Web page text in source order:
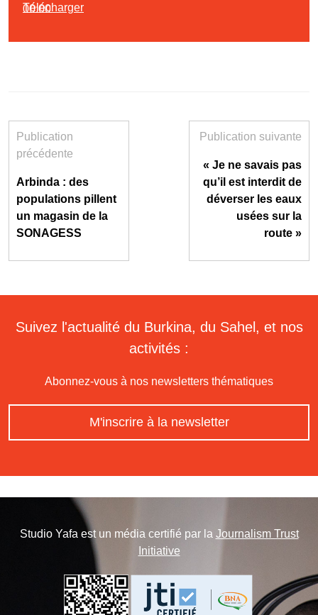
00:00
Télécharger
Publication
précédente
Arbinda : des
populations pillent
un magasin de la
SONAGESS
Publication suivante
« Je ne savais pas
qu’il est interdit de
déverser les eaux
usées sur la
route »
Suivez l'actualité du Burkina, du Sahel, et nos
activités :
Abonnez-vous à nos newsletters thématiques
M'inscrire à la newsletter
Studio Yafa est un média certifié par la Journalism Trust
Initiative